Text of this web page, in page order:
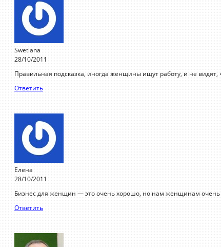
Swetlana
28/10/2011
Правильная подсказка, иногда женщины ищут работу, и не видят,
Ответить
Елена
28/10/2011
Бизнес для женщин — это очень хорошо, но нам женщинам
Ответить